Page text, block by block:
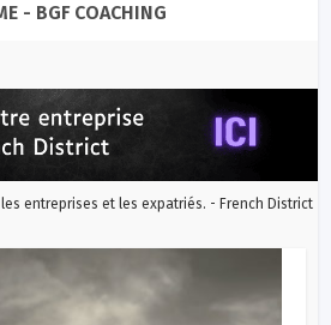
- BGF COACHING
entreprises et les expatriés. - French District